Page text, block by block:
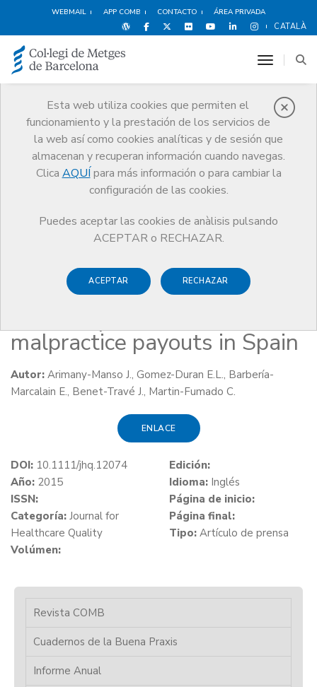
WEBMAIL APP COMB CONTACTO ÁREA PRIVADA
CATALÀ
Esta web utiliza cookies que permiten el
funcionamiento y la prestación de los servicios de
la web así como cookies analíticas y de sesión que
almacenan y recuperan información cuando navegas.
Clica AQUÍ para más información o para cambiar la
configuración de las cookies.
Puedes aceptar las cookies de anàlisis pulsando
ACEPTAR o RECHAZAR.
ACEPTAR RECHAZAR
toggle
Publicaciones
Comunicación
Catastrophic medical malpractice payouts in Spain
Seguretat Clínica
malpractice payouts in Spain
Autor: Arimany-Manso J., Gomez-Duran E.L., Barbería-
Marcalain E., Benet-Travé J., Martin-Fumado C.
ENLACE
DOI: 10.1111/jhq.12074
Año: 2015
ISSN:
Categoría: Journal for
Healthcare Quality
Volúmen:
Edición:
Idioma: Inglés
Página de inicio:
Página final:
Tipo: Artículo de prensa
Revista COMB
Cuadernos de la Buena Praxis
Informe Anual